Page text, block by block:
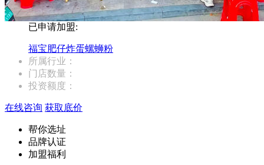
已申请加盟:
福宝肥仔炸蛋螺蛳粉
所属行业：
门店数量：
投资额度：
在线咨询 获取底价
帮你选址
品牌认证
加盟福利